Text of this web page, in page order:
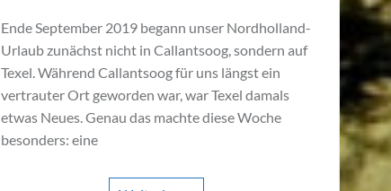
Ende September 2019 begann unser Nordholland-
Urlaub zunächst nicht in Callantsoog, sondern auf
Texel. Während Callantsoog für uns längst ein
vertrauter Ort geworden war, war Texel damals
etwas Neues. Genau das machte diese Woche
besonders: eine